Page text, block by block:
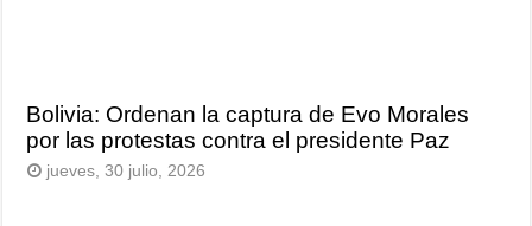
Bolivia: Ordenan la captura de Evo Morales
por las protestas contra el presidente Paz
jueves, 30 julio, 2026